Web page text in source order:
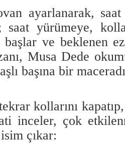
ayarlanarak,
yürümeye,
başlar ve beklenen
Musa Dede
başına bir
kollarını
inceler, çok
çıkar: